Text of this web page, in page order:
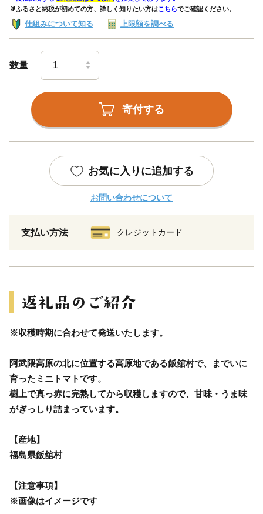
🔰ふるさと納税が初めての方、詳しく知りたい方はこちらでご確認ください。
仕組みについて知る 上限額を調べる
数量
寄付する
お気に入りに追加する
お問い合わせについて
支払い方法 クレジットカード
※収穫時期に合わせて発送いたします。
阿武隈高原の北に位置する高原地である飯舘村で、までいに
育ったミニトマトです。
樹上で真っ赤に完熟してから収穫しますので、甘味・うま味
がぎっしり詰まっています。
【産地】
福島県飯舘村
【注意事項】
※画像はイメージです